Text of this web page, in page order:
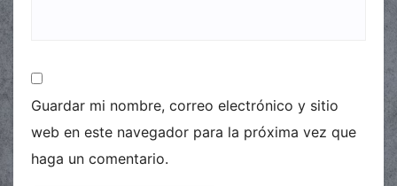
Guardar mi nombre, correo electrónico y sitio
web en este navegador para la próxima vez que
haga un comentario.